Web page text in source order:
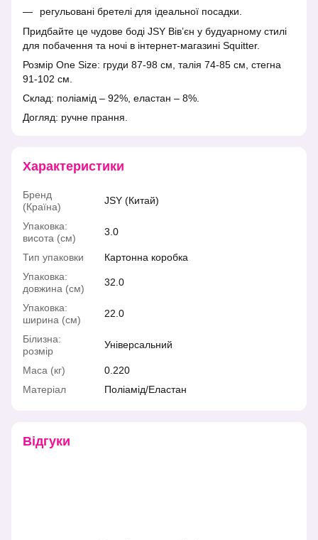
регульовані бретелі для ідеальної посадки.
Придбайте це чудове боді JSY Вів’єн у будуарному стилі
для побачення та ночі в інтернет-магазині Squitter.
Розмір One Size: груди 87-98 см, талія 74-85 см, стегна
91-102 см.
Склад: поліамід – 92%, еластан – 8%.
Догляд: ручне прання.
Характеристики
Бренд
(Країна)
JSY (Китай)
Упаковка:
висота (см)
3.0
Тип упаковки
Картонна коробка
Упаковка:
довжина (см)
32.0
Упаковка:
ширина (см)
22.0
Білизна:
розмір
Універсальний
Маса (кг)
0.220
Матеріал
Поліамід/Еластан
Відгуки